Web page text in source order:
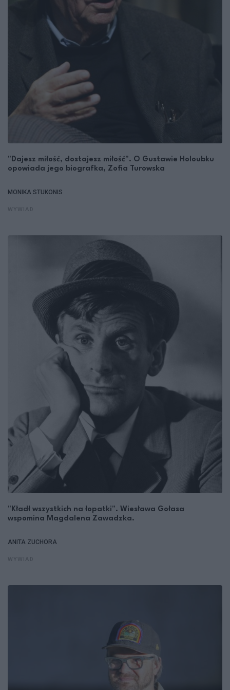
"Dajesz miłość, dostajesz miłość". O Gustawie Holoubku
opowiada jego biografka, Zofia Turowska
MONIKA STUKONIS
"Kładł wszystkich na łopatki". Wiesława Gołasa
wspomina Magdalena Zawadzka.
ANITA ZUCHORA